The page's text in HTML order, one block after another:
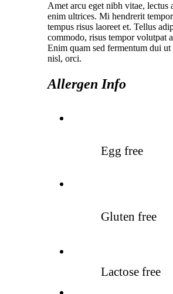
Amet arcu eget nibh vitae, lectus
enim ultrices. Mi hendrerit
tempus risus laoreet et. Tellus
commodo, risus tempor volutpat
Enim quam sed fermentum dui ut
nisl, orci.
Allergen Info
Egg free
Gluten free
Lactose free